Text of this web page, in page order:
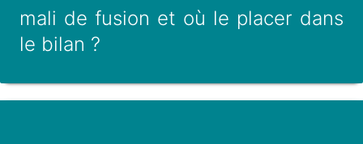
mali de fusion et où le placer dans
le bilan ?